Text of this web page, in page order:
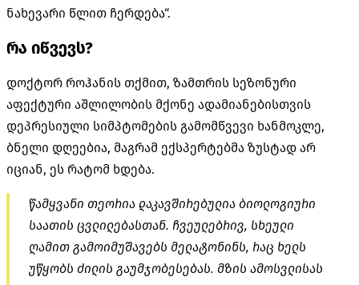
ნახევარი წლით ჩერდება“.
რა იწვევს?
დოქტორ როჰანის თქმით, ზამთრის სეზონური
აფექტური აშლილობის მქონე ადამიანებისთვის
დეპრესიული სიმპტომების გამომწვევი ხანმოკლე,
ბნელი დღეებია, მაგრამ ექსპერტებმა ზუსტად არ
იციან, ეს რატომ ხდება.
წამყვანი თეორია დაკავშირებულია ბიოლოგიური
საათის ცვლილებასთან. ჩვეულებრივ, სხეული
ღამით გამოიმუშავებს მელატონინს, რაც ხელს
უწყობს ძილის გაუმჯობესებას. მზის ამოსვლისას